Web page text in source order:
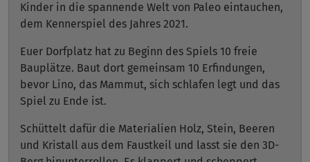
Kinder in die spannende Welt von Paleo eintauchen,
dem Kennerspiel des Jahres 2021.
Euer Dorfplatz hat zu Beginn des Spiels 10 freie
Bauplätze. Baut dort gemeinsam 10 Erfindungen,
bevor Lino, das Mammut, sich schlafen legt und das
Spiel zu Ende ist.
Schüttelt dafür die Materialien Holz, Stein, Beeren
und Kristall aus dem Faustkeil und lasst sie den 3D-